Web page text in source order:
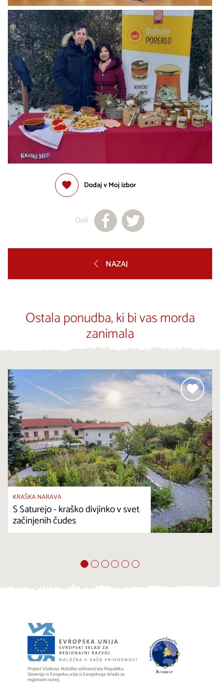
Dodaj v Moj izbor
Deli
NAZAJ
Ostala ponudba, ki bi vas morda
zanimala
KRAŠKA NARAVA
S Saturejo - kraško divjinko v svet
začinjenih čudes
Projekt Visitkras. Naložbo sofinancirata Republika
Slovenija in Evropska unija iz Evropskega sklada za
regionalni razvoj.